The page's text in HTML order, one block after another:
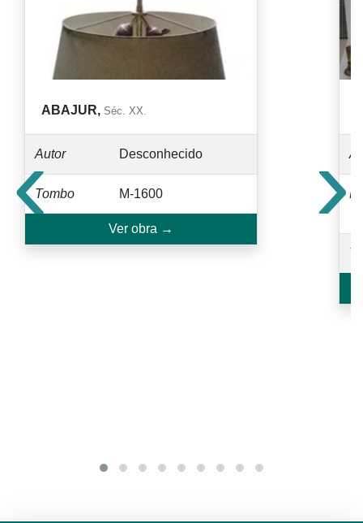
ABAJUR, Séc. XX.
Autor Desconhecido
Tombo M-1600
Ver obra →
‹ ›